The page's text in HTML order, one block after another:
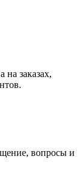
на заказах,
вопросы и